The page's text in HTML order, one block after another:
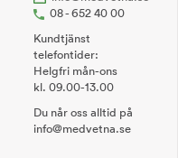
08 - 652 40 00
Kundtjänst
telefontider:
Helgfri mån-ons
kl. 09.00-13.00
Du når oss alltid på
info@medvetna.se